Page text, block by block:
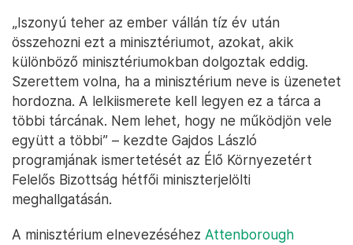
„Iszonyú teher az ember vállán tíz év után
összehozni ezt a minisztériumot, azokat, akik
különböző minisztériumokban dolgoztak eddig.
Szerettem volna, ha a minisztérium neve is üzenetet
hordozna. A lelkiismerete kell legyen ez a tárca a
többi tárcának. Nem lehet, hogy ne működjön vele
együtt a többi” – kezdte Gajdos László
programjának ismertetését az Élő Környezetért
Felelős Bizottság hétfői miniszterjelölti
meghallgatásán.
A minisztérium elnevezéséhez Attenborough